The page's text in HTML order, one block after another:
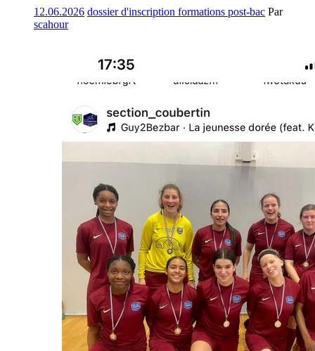
12.06.2026 dossier d'inscription formations post-bac Par
scahour